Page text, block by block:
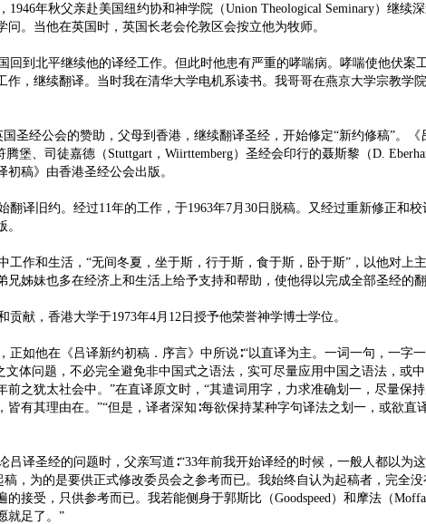
年秋父亲赴美国纽约协和神学院（Union Theological Seminary）继
问。当他在英国时，英国长老会伦敦区会按立他为牧师。
到北平继续他的译经工作。但此时他患有严重的哮喘病。哮喘使他伏案
作，继续翻译。当时我在清华大学电机系读书。我哥哥在燕京大学宗教
圣经公会的赞助，父母到香港，继续翻译圣经，开始修定“新约修稿”。
腾堡、司徒嘉德（Stuttgart，Wiirttemberg）圣经会印行的聂斯黎（D.
初稿》由香港圣经公会出版。
译旧约。经过11年的工作，于1963年7月30日脱稿。又经过重新修正和
作和生活，“无间冬夏，坐于斯，行于斯，食于斯，卧于斯”，以他对
兄姊妹也多在经济上和生活上给予支持和帮助，使他得以完成全部圣经的翻
献，香港大学于1973年4月12日授予他荣誉神学博士学位。
如他在《吕译新约初稿．序言》中所说∶“以直译为主。一词一句，一
文体问题，不必完全避免非中国式之语法，实可尽量应用中国之语法，
前之犹太社会中。”在直译原文时，“其遣词用字，力求准确划一，尽量
皆有其理由在。”“但是，译者深知∶每欲保持某种字句译法之划一，或欲
译圣经的问题时，父亲写道∶“33年前我开始译经的时候，一般人都以
稿，为的是要供正式修改委员会之参考而已。我始终自认为起稿者，完全
的接受，只供参考而已。我若能侧身于郭斯比（Goodspeed）和摩法（
就足了。”